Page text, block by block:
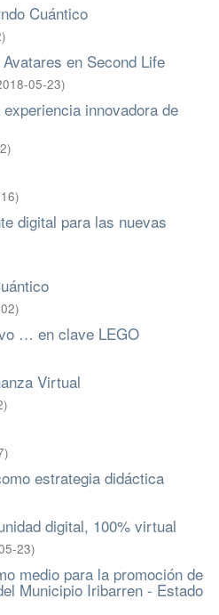
Cuántico
)
en Second Life
05-23)
innovadora de
)
)
digital para las nuevas
)
… en clave LEGO
Virtual
)
)
estrategia didáctica
digital, 100% virtual
23)
medio para la promoción de
Municipio Iribarren - Estado